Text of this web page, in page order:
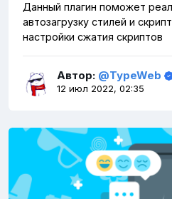
Данный плагин поможет
автозагрузку стилей и
настройки сжатия скриптов
Автор: @TypeWeb
12 июл 2022, 02:35